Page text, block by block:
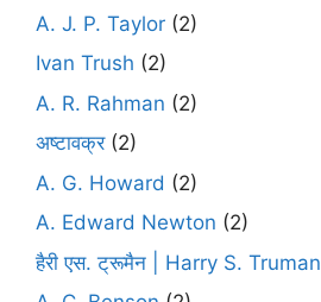
A. J. P. Taylor (2)
Ivan Trush (2)
A. R. Rahman (2)
अष्टावक्र(2)
A. G. Howard (2)
A. Edward Newton (2)
हैरी एस. ट्रूमैन | Harry S. Truman